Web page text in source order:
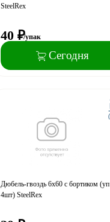
SteelRex
40 ₽/упак
Сегодня
Дюбель-гвоздь 6х60 с бортиком (уп
4шт) SteelRex